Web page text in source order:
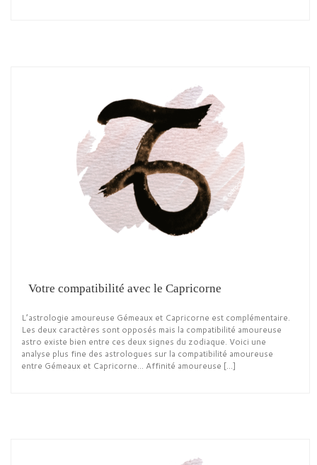
Votre compatibilité avec le Capricorne
L’astrologie amoureuse Gémeaux et Capricorne est complémentaire.
Les deux caractères sont opposés mais la compatibilité amoureuse
astro existe bien entre ces deux signes du zodiaque. Voici une
analyse plus fine des astrologues sur la compatibilité amoureuse
entre Gémeaux et Capricorne… Affinité amoureuse […]